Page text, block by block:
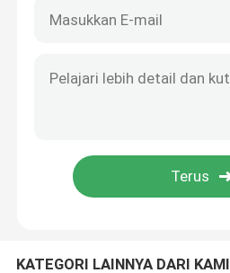
Ban Jalan Kereta Golf
Motor Listrik Kereta Golf
Kandang Kereta Golf
KATEGORI LAINNYA DARI KAMI